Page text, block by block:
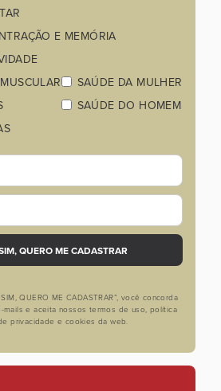
E MEMÓRIA
SAÚDE DA MULHER
SAÚDE DO HOMEM
QUERO ME CADASTRAR”, você concorda
mails e aceita nossos termos de uso, política
privacidade e cookies da web.